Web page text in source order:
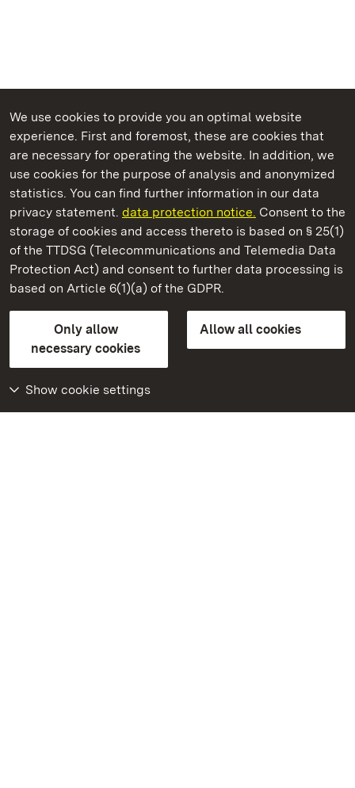
We use cookies to provide you an optimal website
experience. First and foremost, these are cookies that
are necessary for operating the website. In addition, we
use cookies for the purpose of analysis and anonymized
statistics. You can find further information in our data
privacy statement. data protection notice. Consent to the
storage of cookies and access thereto is based on § 25(1)
of the TTDSG (Telecommunications and Telemedia Data
Protection Act) and consent to further data processing is
based on Article 6(1)(a) of the GDPR.
Only allow
necessary cookies
Allow all cookies
Show cookie settings
State Palaces and Gardens of Baden-Wuerttemberg
Staatliche Schlösser und Gärten Baden‑Württemberg
State Palaces and Gardens of Baden-Wuerttemberg
Contact usFAQMasthead
Declaration on barrier-free access
BITV-konform (geprüfte Seiten)